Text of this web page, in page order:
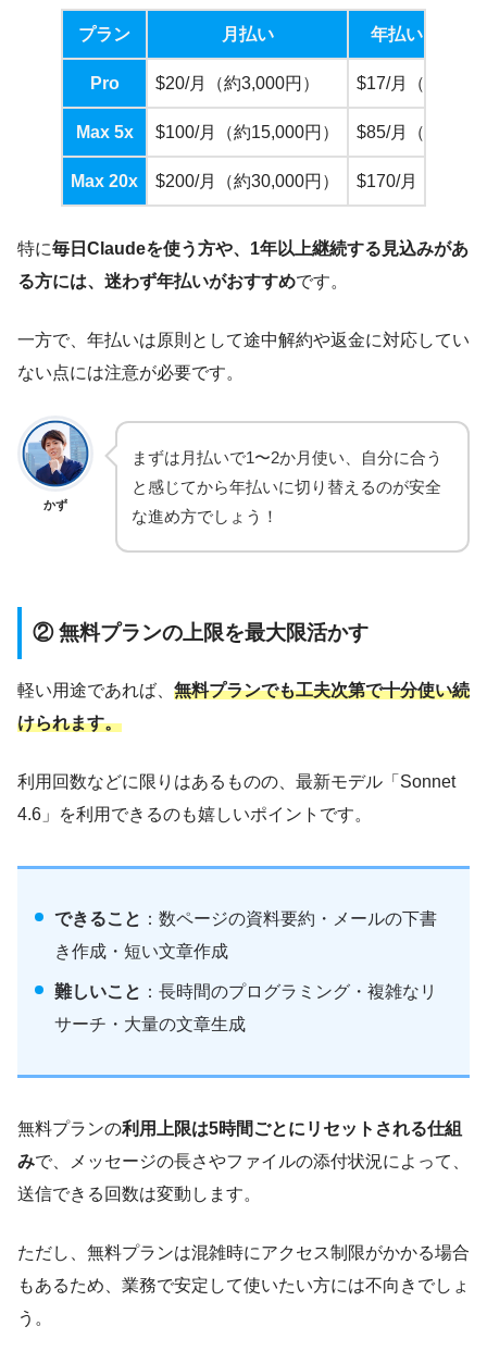
プラン 月払い 年払い（月額
Pro $20/月（約3,000円） $17/月（約
Max 5x $100/月（約15,000円） $85/月（約
Max 20x $200/月（約30,000円） $170/月（約
特に毎日Claudeを使う方や、1年以上継続する見込みがあ
る方には、迷わず年払いがおすすめです。
一方で、年払いは原則として途中解約や返金に対応してい
ない点には注意が必要です。
かず
まずは月払いで1〜2か月使い、自分に合う
と感じてから年払いに切り替えるのが安全
な進め方でしょう！
② 無料プランの上限を最大限活かす
軽い用途であれば、 無料プランでも工夫次第で十分使い続
けられます。
利用回数などに限りはあるものの、最新モデル「Sonnet
4.6」を利用できるのも嬉しいポイントです。
できること ：数ページの資料要約・メールの下書
き作成・短い文章作成
難しいこと ：長時間のプログラミング・複雑なリ
サーチ・大量の文章生成
無料プランの利用上限は5時間ごとにリセットされる仕組
みで、メッセージの長さやファイルの添付状況によって、
送信できる回数は変動します。
ただし、無料プランは混雑時にアクセス制限がかかる場合
もあるため、業務で安定して使いたい方には不向きでしょ
う。